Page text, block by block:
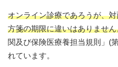
オンライン診療であろうが、
方箋の期限に違いはありません
関及び保険医療養担当規則」(
れています。